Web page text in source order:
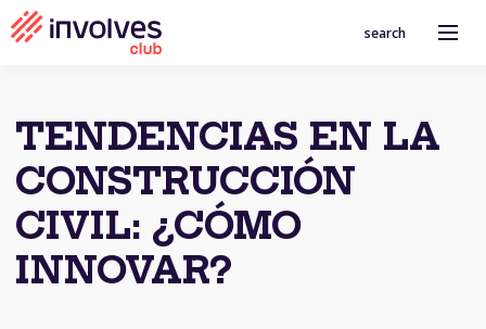
search
TENDENCIAS EN LA
CONSTRUCCIÓN
CIVIL: ¿CÓMO
INNOVAR?